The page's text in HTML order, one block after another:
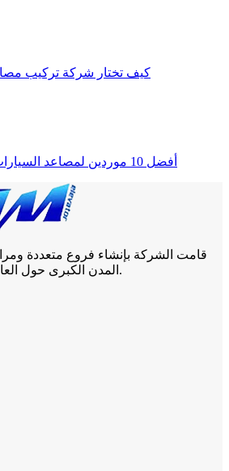
كيف تختار شركة تركيب
2025: أفضل 10 موردين لمصاعد السيارات في العالم
قامت الشركة بإنشاء فروع متعددة
المدن الكبرى حول العالم لتقديم خدمات شاملة.